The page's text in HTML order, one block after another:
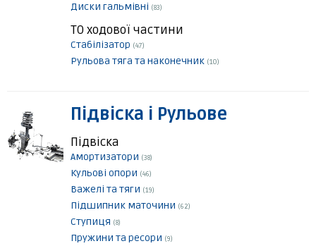
Диски гальмівні (83)
ТО ходової частини
Стабілізатор (47)
Рульова тяга та наконечник (10)
Підвіска і Рульове
Підвіска
Амортизатори (38)
Кульові опори (46)
Важелі та тяги (19)
Підшипник маточини (62)
Ступиця (8)
Пружини та ресори (9)